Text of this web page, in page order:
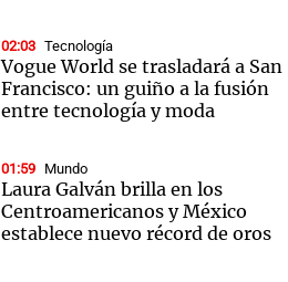
02:03 Tecnología
Vogue World se trasladará a San
Francisco: un guiño a la fusión
entre tecnología y moda
01:59 Mundo
Laura Galván brilla en los
Centroamericanos y México
establece nuevo récord de oros
Notas